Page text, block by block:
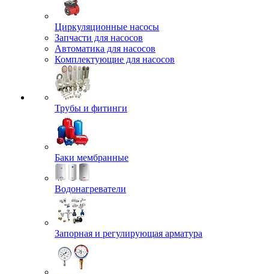
Циркуляционные насосы
Запчасти для насосов
Автоматика для насосов
Комплектующие для насосов
Трубы и фитинги
Баки мембранные
Водонагреватели
Запорная и регулирующая арматура